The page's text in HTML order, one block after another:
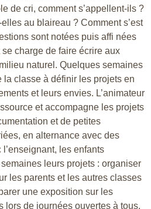
de cri, comment s’appellent-ils ?
au blaireau ? Comment s’est
sont notées puis affi nées
charge de faire écrire aux
naturel. Quelques semaines
la classe à définir les projets en
et leurs envies. L’animateur
et accompagne les projets
et de petites
en alternance avec des
les enfants
leurs projets : organiser
les parents et les autres classes
une exposition sur les
lors de journées ouvertes à tous,